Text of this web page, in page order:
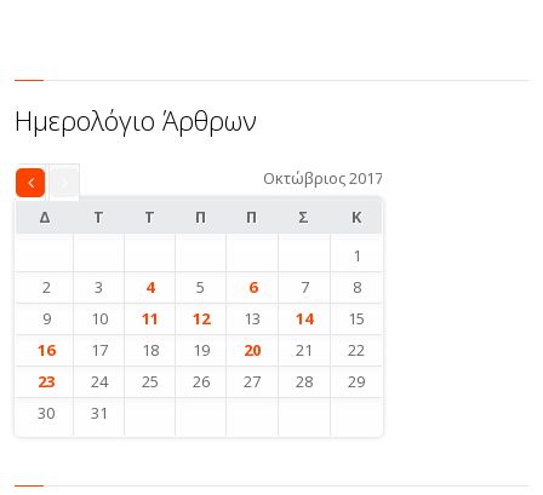
Ημερολόγιο Άρθρων
Οκτώβριος 2017
Δ
Τ Τ Π Π Σ Κ
Σεπ
1
2
3 4 5 6 7
8
9
10 11 12 13 14
15
16
17 18 19 20 21
22
23
24 25 26 27 28
29
30
31